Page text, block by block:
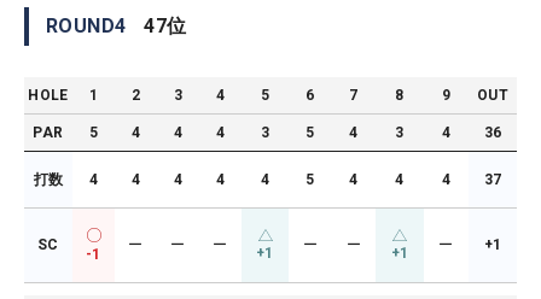
ROUND4 47位
HOLE 1 2 3 4 5 6 7 8 9 OUT
PAR 5 4 4 4 3 5 4 3 4 36
打数 4 4 4 4 4 5 4 4 4 37
SC
-1
ー ー ー +1 ー ー +1 ー +1